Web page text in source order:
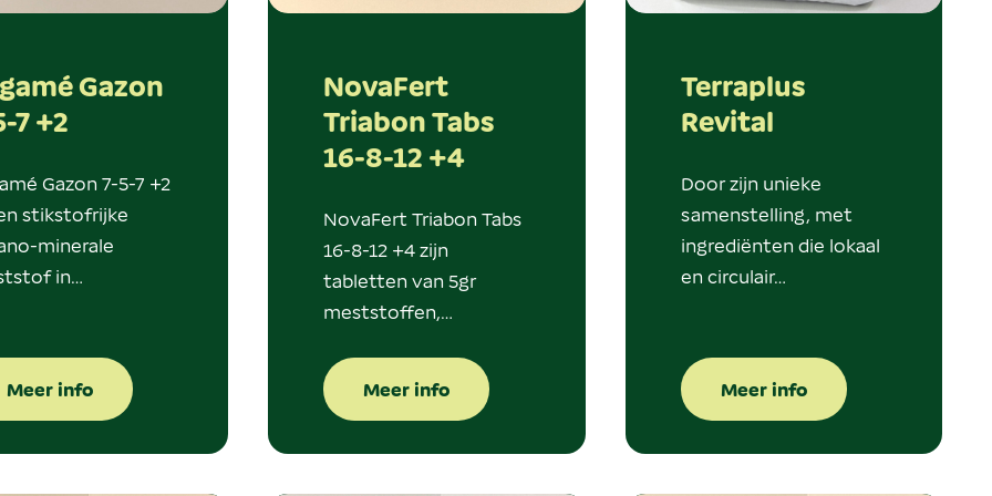
Gazon
7 +2
Gazon 7-5-7 +2
stikstofrijke
minerale
in…
Meer info
NovaFert
Triabon Tabs
16-8-12 +4
NovaFert Triabon Tabs
16-8-12 +4 zijn
tabletten van 5gr
meststoffen,…
Meer info
Terraplus
Revital
Door zijn unieke
samenstelling, met
ingrediënten die lokaal
en circulair…
Meer info